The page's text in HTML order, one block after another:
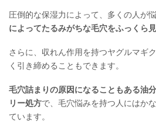
圧倒的な保湿力によって、多くの人が
によってたるみがちな毛穴をふっくら見
さらに、収れん作用を持つヤグルマギ
く引き締めることもできます。
毛穴詰まりの原因になることもある油
リー処方で、毛穴悩みを持つ人にはか
ています。